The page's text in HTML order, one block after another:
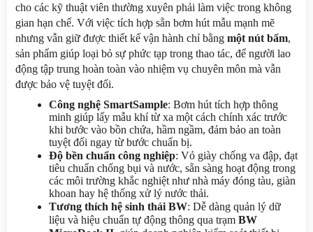
cho các kỹ thuật viên thường xuyên phải làm việc trong không
gian hạn chế. Với việc tích hợp sẵn bơm hút mẫu mạnh mẽ
nhưng vẫn giữ được thiết kế vận hành chỉ bằng một nút bấm,
sản phẩm giúp loại bỏ sự phức tạp trong thao tác, để người lao
động tập trung hoàn toàn vào nhiệm vụ chuyên môn mà vẫn
được bảo vệ tuyệt đối.
Công nghệ SmartSample: Bơm hút tích hợp thông
minh giúp lấy mẫu khí từ xa một cách chính xác trước
khi bước vào bồn chứa, hầm ngầm, đảm bảo an toàn
tuyệt đối ngay từ bước chuẩn bị.
Độ bền chuẩn công nghiệp: Vỏ giày chống va đập, đạt
tiêu chuẩn chống bụi và nước, sẵn sàng hoạt động trong
các môi trường khắc nghiệt như nhà máy đóng tàu, giàn
khoan hay hệ thống xử lý nước thải.
Tương thích hệ sinh thái BW: Dễ dàng quản lý dữ
liệu và hiệu chuẩn tự động thông qua trạm BW